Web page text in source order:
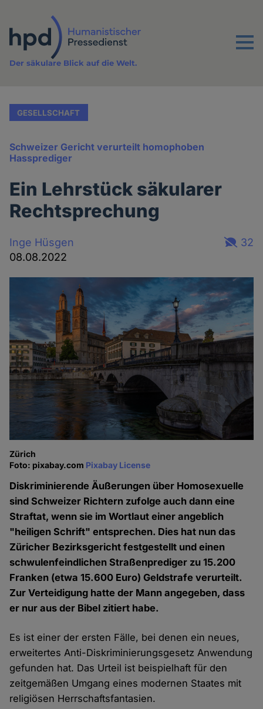
Inhalt
Menu
Der säkulare Blick auf die Welt.
GESELLSCHAFT
Schweizer Gericht verurteilt homophoben
Hassprediger
Ein Lehrstück säkularer
Rechtsprechung
Inge Hüsgen
08.08.2022
32
Zürich
Foto: pixabay.com Pixabay License
Diskriminierende Äußerungen über Homosexuelle
sind Schweizer Richtern zufolge auch dann eine
Straftat, wenn sie im Wortlaut einer angeblich
"heiligen Schrift" entsprechen. Dies hat nun das
Züricher Bezirksgericht festgestellt und einen
schwulenfeindlichen Straßenprediger zu 15.200
Franken (etwa 15.600 Euro) Geldstrafe verurteilt.
Zur Verteidigung hatte der Mann angegeben, dass
er nur aus der Bibel zitiert habe.
Es ist einer der ersten Fälle, bei denen ein neues,
erweitertes Anti-Diskriminierungsgesetz Anwendung
gefunden hat. Das Urteil ist beispielhaft für den
zeitgemäßen Umgang eines modernen Staates mit
religiösen Herrschaftsfantasien.